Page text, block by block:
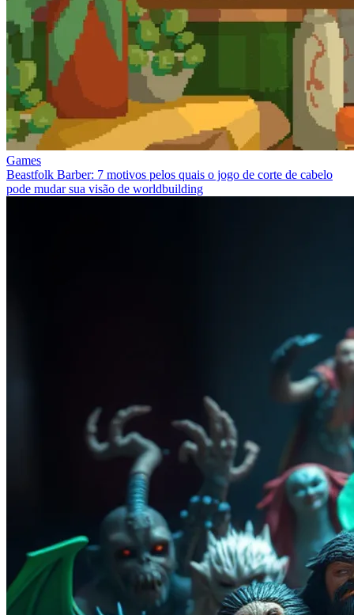
Games
Beastfolk Barber: 7 motivos pelos quais o jogo de corte de cabelo
pode mudar sua visão de worldbuilding